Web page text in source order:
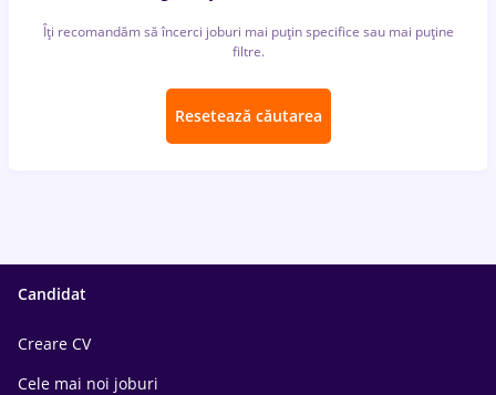
Îți recomandăm să încerci joburi mai puțin specifice sau mai puține
filtre.
Resetează căutarea
Candidat
Creare CV
Cele mai noi joburi